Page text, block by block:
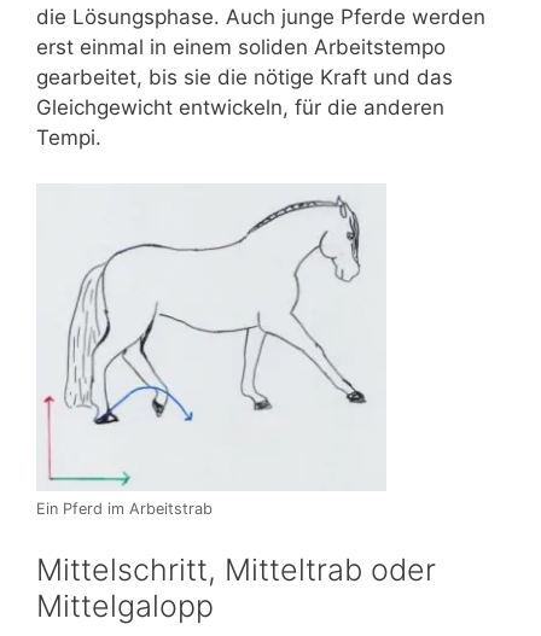
die Lösungsphase. Auch junge Pferde werden
erst einmal in einem soliden Arbeitstempo
gearbeitet, bis sie die nötige Kraft und das
Gleichgewicht entwickeln, für die anderen
Tempi.
Ein Pferd im Arbeitstrab
Mittelschritt, Mitteltrab oder
Mittelgalopp